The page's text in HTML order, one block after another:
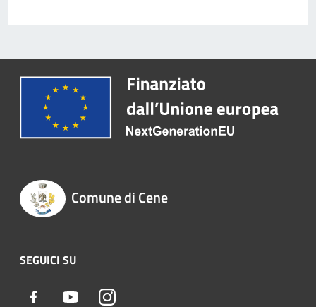
Comune di Cene
SEGUICI SU
Facebook YoutubeInstagram